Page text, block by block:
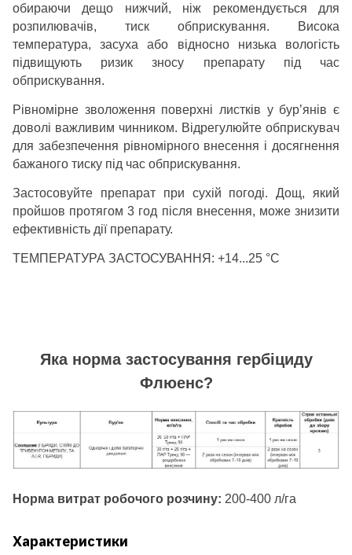
обираючи дещо нижчий, ніж рекомендується для
розпилювачів, тиск обприскування. Висока
температура, засуха або відносно низька вологість
підвищують ризик зносу препарату під час
обприскування.
Рівномірне зволоження поверхні листків у бур’янів є
доволі важливим чинником. Відрегулюйте обприскувач
для забезпечення рівномірного внесення і досягнення
бажаного тиску під час обприскування.
Застосовуйте препарат при сухій погоді. Дощ, який
пройшов протягом 3 год після внесення, може знизити
ефективність дії препарату.
ТЕМПЕРАТУРА ЗАСТОСУВАННЯ: +14...25 °С
Яка норма застосування гербіциду
Флюенс?
Норма витрат робочого розчину: 200-400 л/га
Характеристики